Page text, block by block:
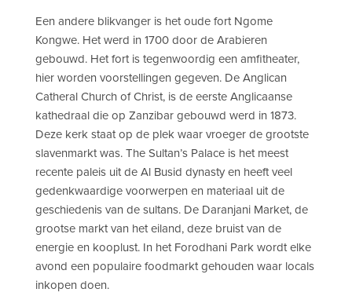
Een andere blikvanger is het oude fort Ngome
Kongwe. Het werd in 1700 door de Arabieren
gebouwd. Het fort is tegenwoordig een amfitheater,
hier worden voorstellingen gegeven. De Anglican
Catheral Church of Christ, is de eerste Anglicaanse
kathedraal die op Zanzibar gebouwd werd in 1873.
Deze kerk staat op de plek waar vroeger de grootste
slavenmarkt was. The Sultan’s Palace is het meest
recente paleis uit de Al Busid dynasty en heeft veel
gedenkwaardige voorwerpen en materiaal uit de
geschiedenis van de sultans. De Daranjani Market, de
grootse markt van het eiland, deze bruist van de
energie en kooplust. In het Forodhani Park wordt elke
avond een populaire foodmarkt gehouden waar locals
inkopen doen.